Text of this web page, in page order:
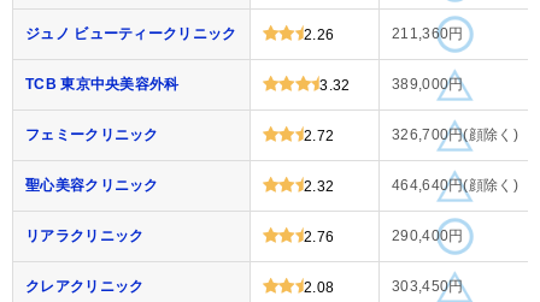
ジュノ ビューティークリニック 2.26 211,360円
TCB 東京中央美容外科 3.32 389,000円
フェミークリニック 2.72 326,700円(顔除く)
聖心美容クリニック 2.32 464,640円(顔除く)
リアラクリニック 2.76 290,400円
クレアクリニック 2.08 303,450円